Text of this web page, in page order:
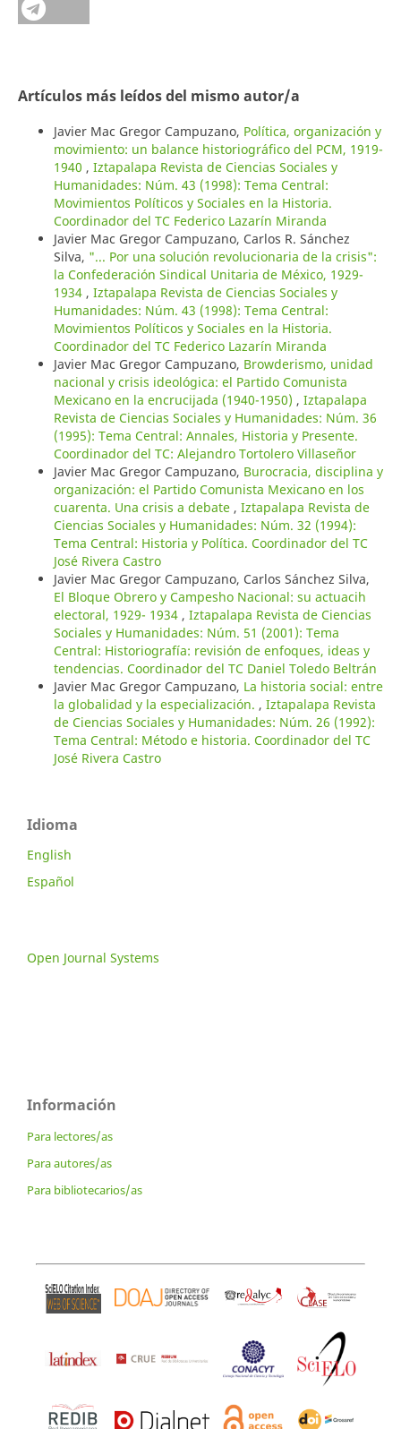
Artículos más leídos del mismo autor/a
Javier Mac Gregor Campuzano, Política, organización y
movimiento: un balance historiográfico del PCM, 1919-
1940 , Iztapalapa Revista de Ciencias Sociales y
Humanidades: Núm. 43 (1998): Tema Central:
Movimientos Políticos y Sociales en la Historia.
Coordinador del TC Federico Lazarín Miranda
Javier Mac Gregor Campuzano, Carlos R. Sánchez
Silva, "... Por una solución revolucionaria de la crisis":
la Confederación Sindical Unitaria de México, 1929-
1934 , Iztapalapa Revista de Ciencias Sociales y
Humanidades: Núm. 43 (1998): Tema Central:
Movimientos Políticos y Sociales en la Historia.
Coordinador del TC Federico Lazarín Miranda
Javier Mac Gregor Campuzano, Browderismo, unidad
nacional y crisis ideológica: el Partido Comunista
Mexicano en la encrucijada (1940-1950) , Iztapalapa
Revista de Ciencias Sociales y Humanidades: Núm. 36
(1995): Tema Central: Annales, Historia y Presente.
Coordinador del TC: Alejandro Tortolero Villaseñor
Javier Mac Gregor Campuzano, Burocracia, disciplina y
organización: el Partido Comunista Mexicano en los
cuarenta. Una crisis a debate , Iztapalapa Revista de
Ciencias Sociales y Humanidades: Núm. 32 (1994):
Tema Central: Historia y Política. Coordinador del TC
José Rivera Castro
Javier Mac Gregor Campuzano, Carlos Sánchez Silva,
El Bloque Obrero y Campesho Nacional: su actuacih
electoral, 1929- 1934 , Iztapalapa Revista de Ciencias
Sociales y Humanidades: Núm. 51 (2001): Tema
Central: Historiografía: revisión de enfoques, ideas y
tendencias. Coordinador del TC Daniel Toledo Beltrán
Javier Mac Gregor Campuzano, La historia social: entre
la globalidad y la especialización. , Iztapalapa Revista
de Ciencias Sociales y Humanidades: Núm. 26 (1992):
Tema Central: Método e historia. Coordinador del TC
José Rivera Castro
Idioma
English
Español
Open Journal Systems
Información
Para lectores/as
Para autores/as
Para bibliotecarios/as